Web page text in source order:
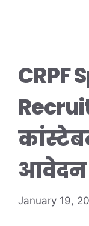
CRPF
January 19,